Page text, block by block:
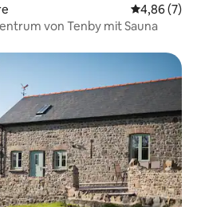
4,86 (7)
von Tenby mit Sauna